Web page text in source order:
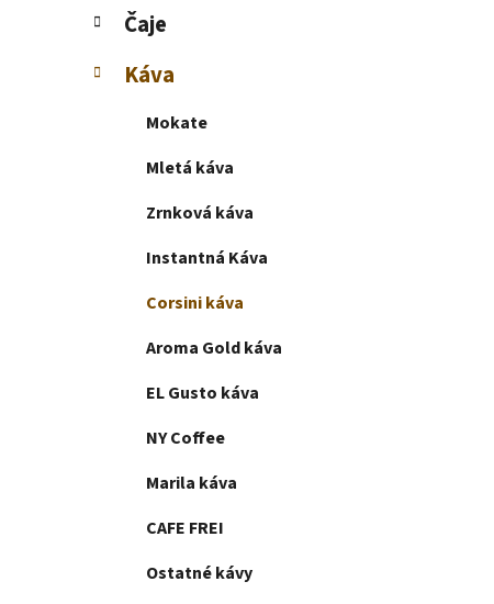
č
ý
e
ó
Čaje
Káva
Mokate
Mletá káva
Zrnková káva
Instantná Káva
Corsini káva
Aroma Gold káva
EL Gusto káva
NY Coffee
Marila káva
CAFE FREI
Ostatné kávy